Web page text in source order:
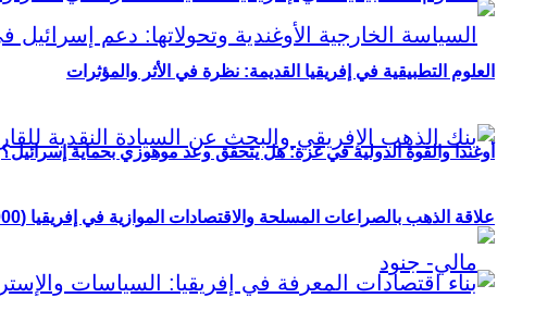
أوغندا والقوة الدولية في غزة: هل يتحقق وعد موهوزي بحماية إسرائيل؟
العلوم التطبيقية في إفريقيا القديمة: نظرة في الأثر والمؤثرات
علاقة الذهب بالصراعات المسلحة والاقتصادات الموازية في إفريقيا (2000–2026)